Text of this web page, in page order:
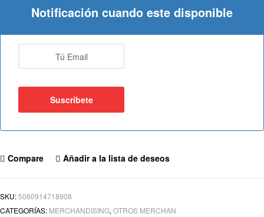
Notificación cuando este disponible
Compare Añadir a la lista de deseos
SKU:5060914718908
CATEGORÍAS: MERCHANDISING, OTROS MERCHAN